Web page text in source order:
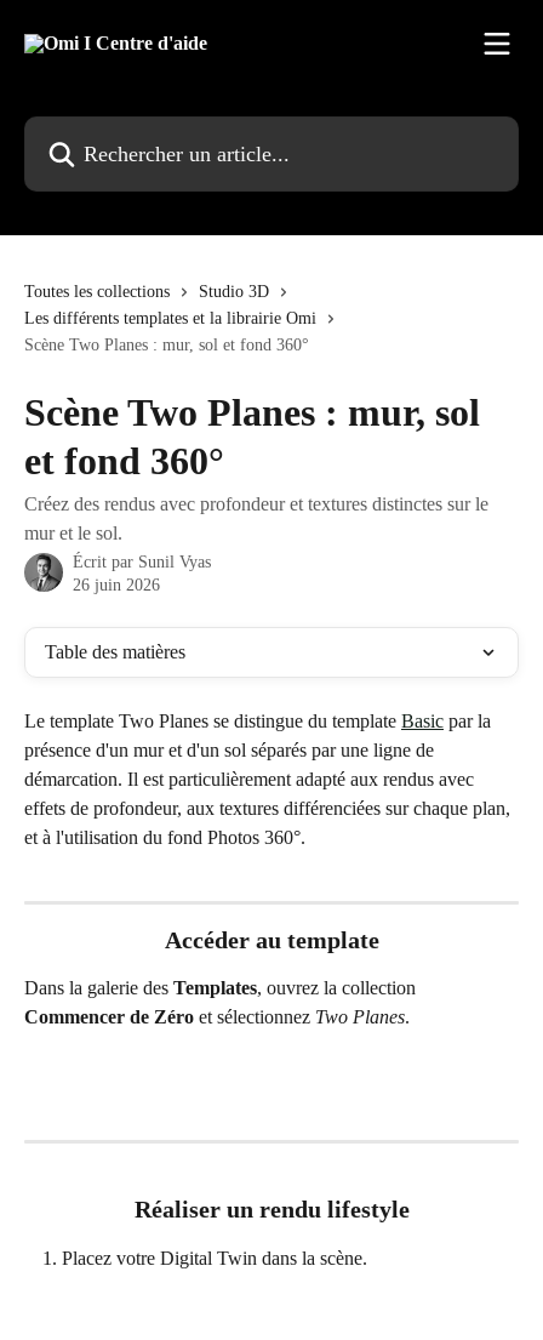
Rechercher un article...
Toutes les collections
Studio 3D
Les différents templates et la librairie Omi
Scène Two Planes : mur, sol et fond 360°
Scène Two Planes : mur, sol
et fond 360°
Créez des rendus avec profondeur et textures distinctes sur le
mur et le sol.
Écrit par Sunil Vyas
26 juin 2026
Table des matières
Le template Two Planes se distingue du template Basic par la
présence d'un mur et d'un sol séparés par une ligne de
démarcation. Il est particulièrement adapté aux rendus avec
effets de profondeur, aux textures différenciées sur chaque plan,
et à l'utilisation du fond Photos 360°.
Accéder au template
Dans la galerie des Templates, ouvrez la collection
Commencer de Zéro et sélectionnez Two Planes.
Réaliser un rendu lifestyle
Placez votre Digital Twin dans la scène.